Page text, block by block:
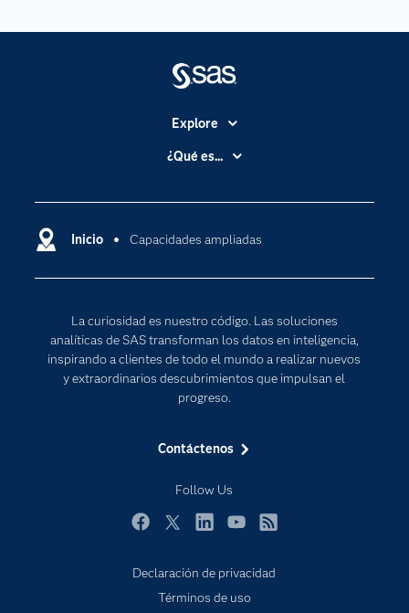
Inicio Capacidades ampliadas
La curiosidad es nuestro código. Las soluciones
analíticas de SAS transforman los datos en inteligencia,
inspirando a clientes de todo el mundo a realizar nuevos
y extraordinarios descubrimientos que impulsan el
progreso.
Contáctenos
Follow Us
Explore
Accesibilidad
Compañía
Comunidades
Documentación
Estudiantes
Industrias
Oportunidades profesionales
Productos
Sala de prensa
¿Qué es...
Cloud Computing
Transformación digital
Declaración de privacidad
Términos de uso